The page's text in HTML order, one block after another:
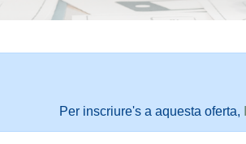
Per inscriure's a aquesta oferta,